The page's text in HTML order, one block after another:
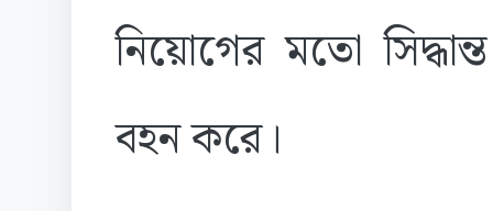
নিয়োগের মতো
বহন করে।